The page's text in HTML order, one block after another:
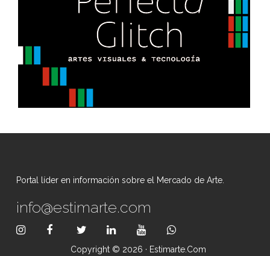
Portal líder en información sobre el Mercado de Arte.
info@estimarte.com
Copyright © 2026 · Estimarte.com